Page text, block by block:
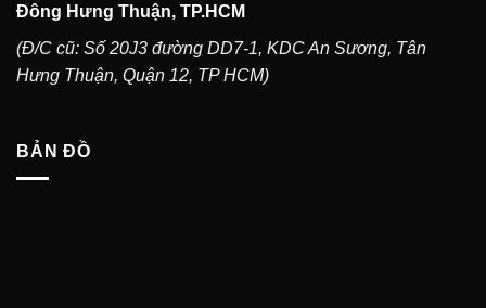
Đông Hưng Thuận, TP.HCM
(Đ/C cũ: Số 20J3 đường DD7-1, KDC An Sương, Tân
Hưng Thuận, Quận 12, TP HCM)
BẢN ĐỒ